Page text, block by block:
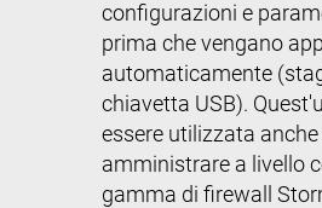
configurazioni e
prima che vengano
automaticamente
chiavetta USB).
essere utilizzata anche
amministrare a livello
gamma di firewall